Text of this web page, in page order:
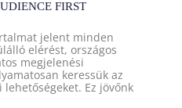
jelent minden
elérést, országos
megjelenési
keressük az
Ez jövőnk